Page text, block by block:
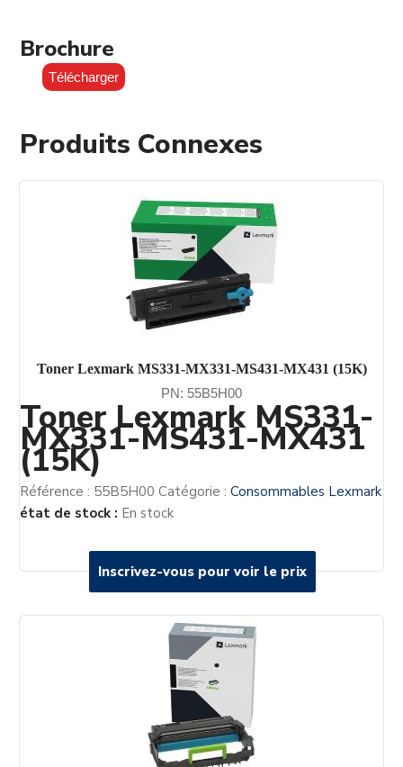
Brochure
Télécharger
Produits Connexes
Toner Lexmark MS331-MX331-MS431-MX431 (15K)
Inscrivez-vous pour voir le prix
PN: 55B5H00
Toner Lexmark MS331-
MX331-MS431-MX431
(15K)
Référence : 55B5H00 Catégorie :Consommables Lexmark
état de stock : En stock
Inscrivez-vous pour voir le prix